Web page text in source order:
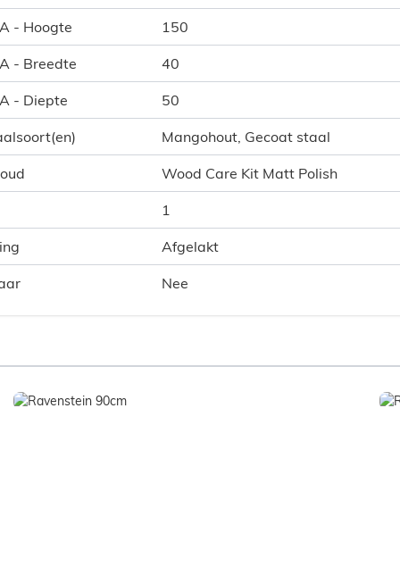
- Hoogte 150
- Breedte 40
- Diepte 50
Mangohout, Gecoat staal
Wood Care Kit Matt Polish
1
Afgelakt
Nee
using the tab key. You can skip the carousel or go